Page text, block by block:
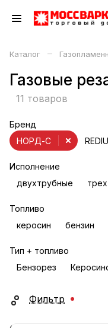
Каталог –
Газовые
11 товаров
Бренд
НОРД-С
Исполнение
двухтрубные
Топливо
керосин
бензин
Тип + топливо
Бензорез
Фильтр